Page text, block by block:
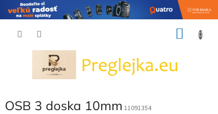
OSB 3 doska 10mm 11091354